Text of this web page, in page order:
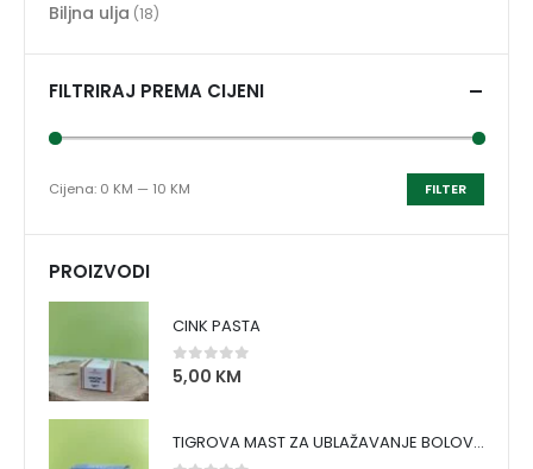
Biljna ulja (18)
FILTRIRAJ PREMA CIJENI
FILTER
Cijena: 0 KM — 10 KM
PROIZVODI
CINK PASTA
0 out of 5
5,00 KM
TIGROVA MAST ZA UBLAŽAVANJE BOLOVA I ZAGRIJAVANJE MIŠIĆA